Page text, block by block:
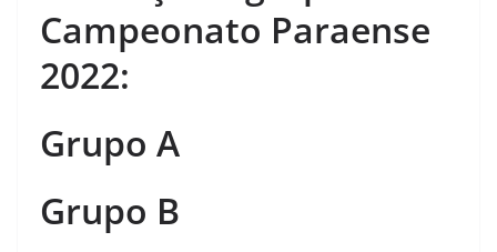
Campeonato Paraense
2022:
Grupo A
Grupo B